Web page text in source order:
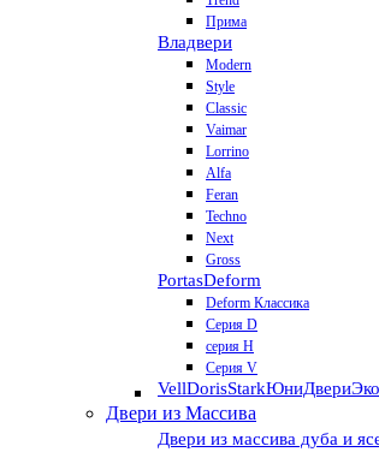
Прима
Владвери
Modern
Style
Classic
Vaimar
Lorrino
Alfa
Feran
Techno
Next
Gross
PortasDeform
Deform Классика
Серия D
серия H
Серия V
VellDorisStarkЮниДвери
Двери из Массива
Двери из массива дуба и